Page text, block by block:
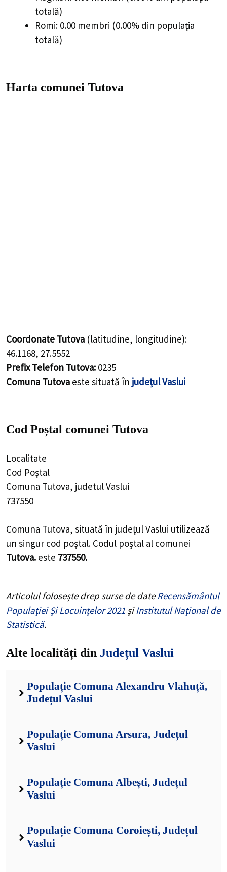
totală)
Romi: 0.00 membri (0.00% din populația
totală)
Harta comunei Tutova
Coordonate Tutova (latitudine, longitudine):
46.1168, 27.5552
Prefix Telefon Tutova: 0235
Comuna Tutova este situată în județul Vaslui
Cod Poștal comunei Tutova
Localitate
Cod Poștal
Comuna Tutova, judetul Vaslui
737550
Comuna Tutova, situată în județul Vaslui utilizează
un singur cod poștal. Codul poștal al comunei
Tutova. este 737550.
Articolul folosește drep surse de dateRecensământul
Populației Și Locuințelor 2021 șiInstitutul Național de
Statistică.
Alte localități din Județul Vaslui
Populație Comuna Alexandru Vlahuță,
Județul Vaslui
Populație Comuna Arsura, Județul
Vaslui
Populație Comuna Albești, Județul
Vaslui
Populație Comuna Coroiești, Județul
Vaslui